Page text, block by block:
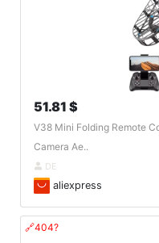
51.81 $
V38 Mini Folding Remote
Camera Ae..
DE
aliexpress
🔗404?